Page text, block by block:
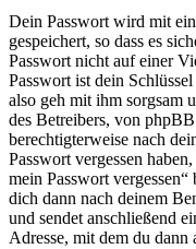
Dein Passwort wird mit
gespeichert, so dass es
Passwort nicht auf einer
Passwort ist dein
also geh mit ihm sorgsam
des Betreibers, von
berechtigterweise nach
Passwort vergessen
mein Passwort
dich dann nach deinem
und sendet anschließend
Adresse, mit dem du dann